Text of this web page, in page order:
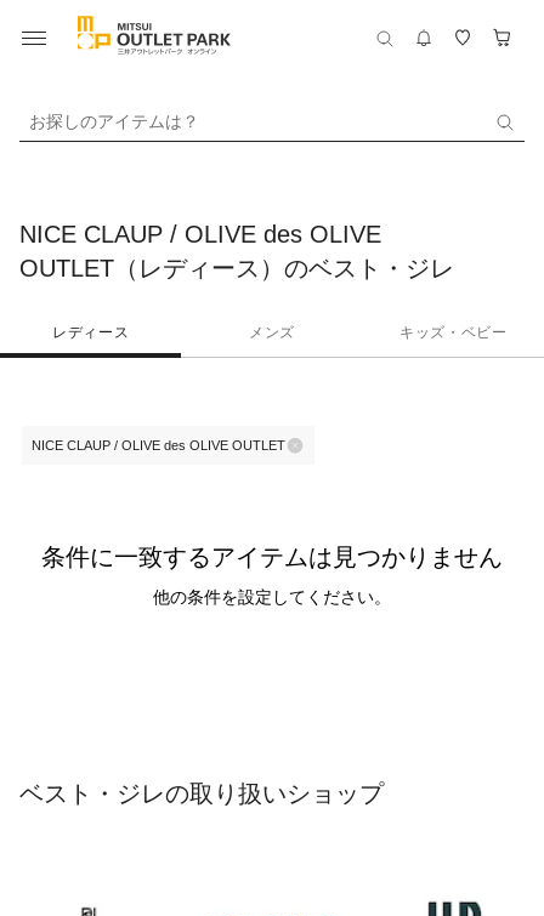
お探しのアイテムは？
NICE CLAUP / OLIVE des OLIVE
OUTLET（レディース）のベスト・ジレ
レディース メンズ キッズ・ベビー
NICE CLAUP / OLIVE des OLIVE OUTLET
条件に一致するアイテムは見つかりません
他の条件を設定してください。
ベスト・ジレの取り扱いショップ